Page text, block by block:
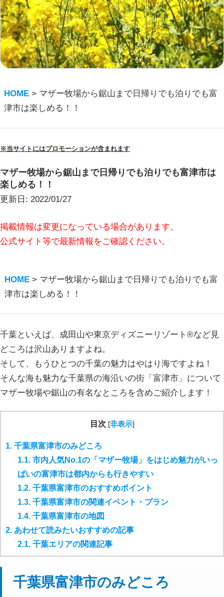
HOME > マザー牧場から鋸山まで日帰りでも泊りでも富
津市は楽しめる！！
※当サイトにはプロモーションが含まれます
マザー牧場から鋸山まで日帰りでも泊りでも富津市は
楽しめる！！
更新日: 2022/01/27
掲載情報は変更になっている場合があります。
公式サイト等で最新情報をご確認ください。
HOME> マザー牧場から鋸山まで日帰りでも泊りでも富
津市は楽しめる！！
千葉といえば、成田山や東京ディズニーリゾート®など見
どころは沢山ありますよね。
そして、もうひとつの千葉の魅力はやはり海ですよね！
そんな海も魅力な千葉県の海沿いの街「富津市」について
マザー牧場や鋸山の有名なところを含めご紹介します！
目次 [非表示]
1. 千葉県富津市のみどころ
1.1. 市内人気No.1の「マザー牧場」をはじめ魅力がいっ
ぱいの富津市は都内からも行きやすい
1.2. 千葉県富津市のおすすめポイント
1.3. 千葉県富津市の関連イベント・プラン
1.4. 千葉県富津市の地図
2. あわせて読みたいおすすめの記事
2.1. 千葉エリアの関連記事
千葉県富津市のみどころ